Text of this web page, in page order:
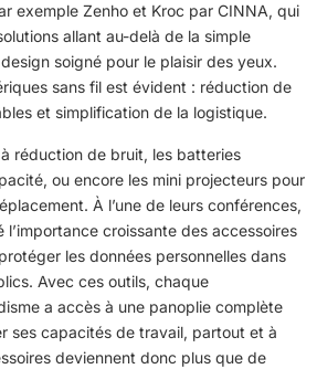
exemple Zenho et Kroc par CINNA, qui
allant au-delà de la simple
soigné pour le plaisir des yeux.
sans fil est évident : réduction de
et simplification de la logistique.
réduction de bruit, les batteries
ou encore les mini projecteurs pour
À l’une de leurs conférences,
l’importance croissante des accessoires
les données personnelles dans
Avec ces outils, chaque
a accès à une panoplie complète
ses capacités de travail, partout et à
deviennent donc plus que de